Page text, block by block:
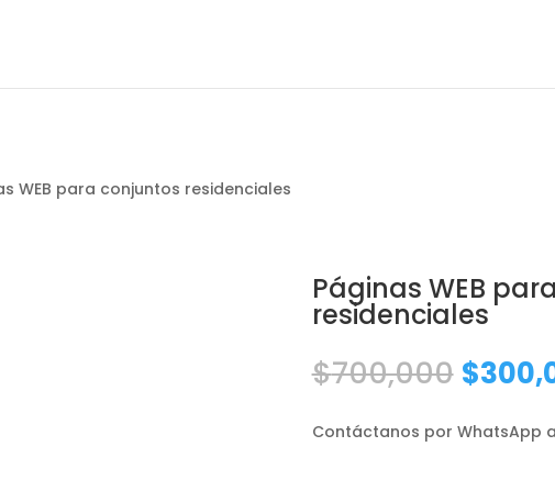
WEB para conjuntos residenciales
Páginas WEB
residenciales
$700,000 El
precio
era:
$
Contáctanos por WhatsApp